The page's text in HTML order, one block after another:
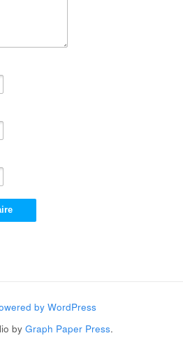
by WordPress
by Graph Paper Press.